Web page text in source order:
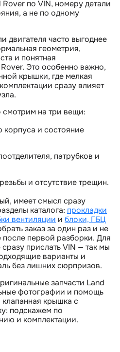
по VIN, номеру детали
а не по одному
двигателя часто выгоднее
геометрия,
и понятная
Это особенно важно,
крышки, где мелкая
сразу влияет
на три вещи:
корпуса и состояние
патрубков и
и отсутствие трещин.
имеет смысл сразу
каталога: прокладки
вентиляции и локи, ГБЦ
заказ за один раз и не
первой разборки. Для
прислать VIN — так мы
варианты и
без лишних сюрпризов.
запчасти Land
фотографии и помощь
крышка с
подскажем по
и комплектации.